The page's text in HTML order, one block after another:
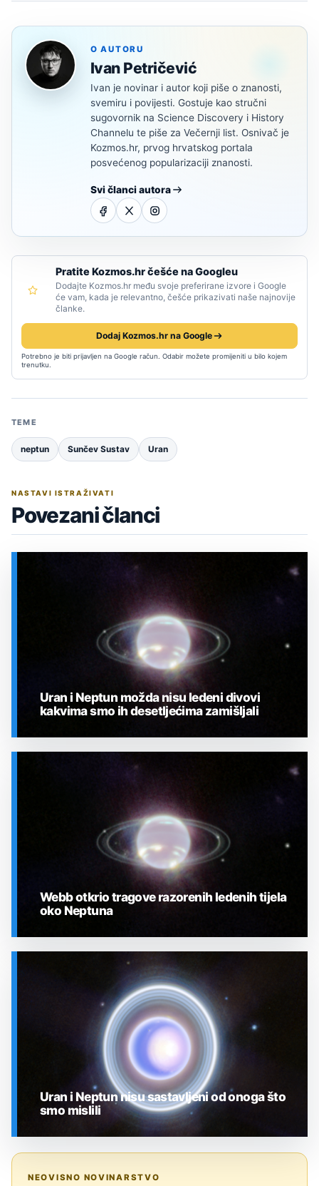
O AUTORU
Ivan Petričević
Ivan je novinar i autor koji piše o znanosti,
svemiru i povijesti. Gostuje kao stručni
sugovornik na Science Discovery i History
Channelu te piše za Večernji list. Osnivač je
Kozmos.hr, prvog hrvatskog portala
posvećenog popularizaciji znanosti.
Svi članci autora
Pratite Kozmos.hr češće na Googleu
Dodajte Kozmos.hr među svoje preferirane izvore i Google
će vam, kada je relevantno, češće prikazivati naše najnovije
članke.
Dodaj Kozmos.hr na Google
Potrebno je biti prijavljen na Google račun. Odabir možete promijeniti u bilo kojem
trenutku.
TEME
neptun Sunčev Sustav Uran
NASTAVI ISTRAŽIVATI
Povezani članci
Uran i Neptun možda nisu ledeni divovi
kakvima smo ih desetljećima zamišljali
Webb otkrio tragove razorenih ledenih tijela
oko Neptuna
Uran i Neptun nisu sastavljeni od onoga što
smo mislili
NEOVISNO NOVINARSTVO